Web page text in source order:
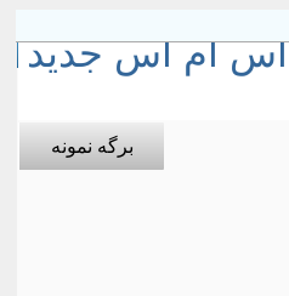
اس ام اس جدید
برگه نمونه